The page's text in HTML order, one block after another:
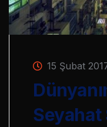
15 Şubat